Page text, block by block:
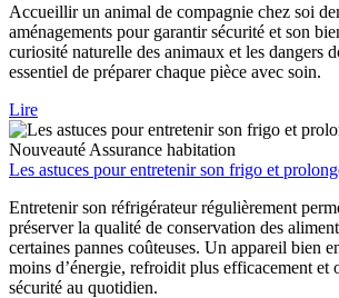
Accueillir un animal de compagnie chez soi
aménagements pour garantir sécurité et son
curiosité naturelle des animaux et les dangers
essentiel de préparer chaque pièce avec soin.
Lire
Nouveauté Assurance habitation
Les astuces pour entretenir son frigo et
Entretenir son réfrigérateur régulièrement
préserver la qualité de conservation des
certaines pannes coûteuses. Un appareil bien
moins d’énergie, refroidit plus efficacement et
sécurité au quotidien.